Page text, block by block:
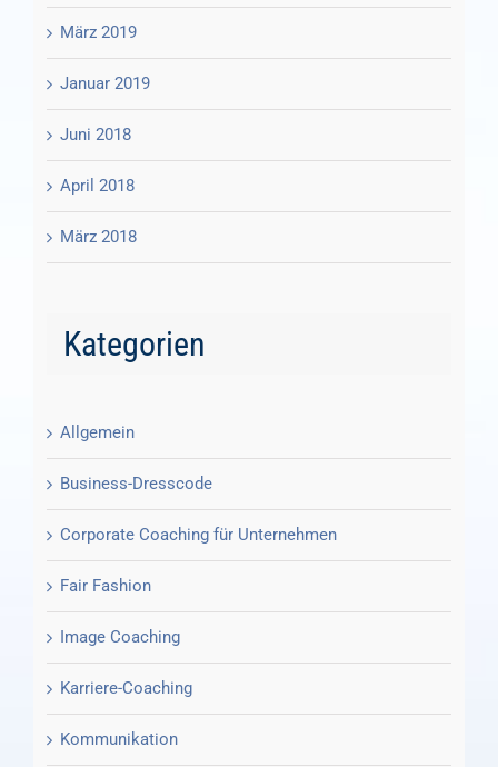
März 2019
Januar 2019
Juni 2018
April 2018
März 2018
Kategorien
Allgemein
Business-Dresscode
Corporate Coaching für Unternehmen
Fair Fashion
Image Coaching
Karriere-Coaching
Kommunikation